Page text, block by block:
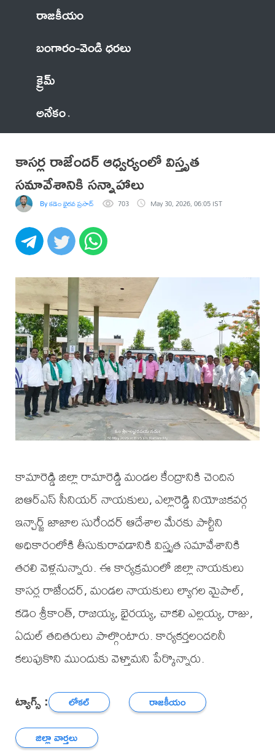
రాజకీయం
బంగారం-వెండి ధరలు
క్రైమ్
అనేకం
కాసర్ల రాజేందర్ ఆధ్వర్యంలో విస్తృత
సమావేశానికి సన్నాహాలు
By కడెం భైరవ ప్రసాద్ 703 May 30, 2026, 06:05 IST
కామారెడ్డి జిల్లా రామారెడ్డి మండల కేంద్రానికి చెందిన
బిఆర్ఎస్ సీనియర్ నాయకులు, ఎల్లారెడ్డి నియోజకవర్గ
ఇన్చార్జ్ జాజాల సురేందర్ ఆదేశాల మేరకు పార్టీని
అధికారంలోకి తీసుకురావడానికి విస్తృత సమావేశానికి
తరలి వెళ్లనున్నారు. ఈ కార్యక్రమంలో జిల్లా నాయకులు
కాసర్ల రాజేందర్, మండల నాయకులు ల్యాగల మైపాల్,
కడెం శ్రీకాంత్, రాజయ్య, భైరయ్య, చాకలి ఎల్లయ్య, రాజు,
ఏదుల్ తదితరులు పాల్గొంటారు. కార్యకర్తలందరినీ
కలుపుకొని ముందుకు వెళ్తామని పేర్కొన్నారు.
ట్యాగ్స్ : లోకల్
రాజకీయం
జిల్లా వార్తలు